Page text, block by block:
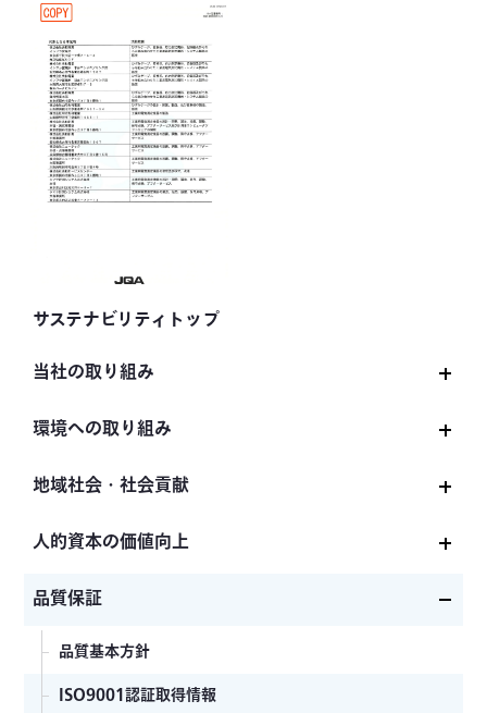
サステナビリティトップ
当社の取り組み
サステナビリティ基本方針
当社のマテリアリティ
KYOWA Report
環境への取り組み
環境基本方針及び年度環境方針
製品への環境対応
欧州RoHS指令適合製品の販売状況
CE適合品 受注・販売状況
地域社会・社会貢献
地域社会への貢献
人的資本の価値向上
人材育成方針
次世代育成支援・女性活躍支援
品質保証
品質基本方針
ISO9001認証取得情報